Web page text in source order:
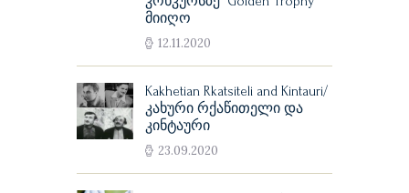
მიიღო
12.11.2020
Kakhetian Rkatsiteli and Kintauri/
კახური რქაწითელი და
კინტაური
23.09.2020